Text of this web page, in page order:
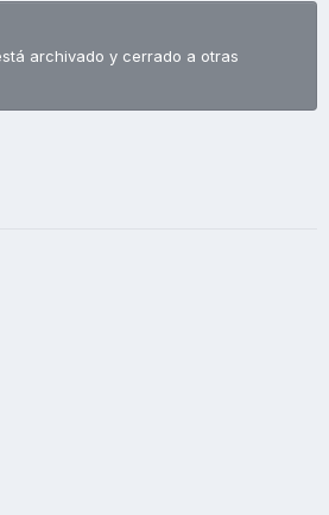
archivado y cerrado a otras